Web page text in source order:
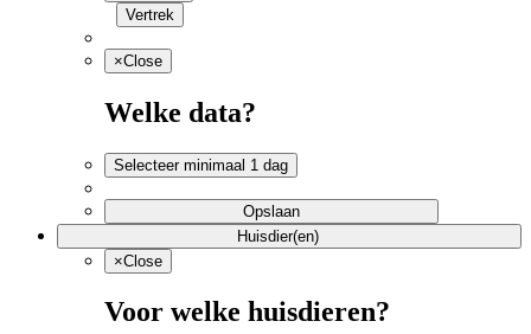
Vertrek
×Close
Welke data?
Selecteer minimaal 1 dag
Opslaan
Huisdier(en)
×Close
Voor welke huisdieren?